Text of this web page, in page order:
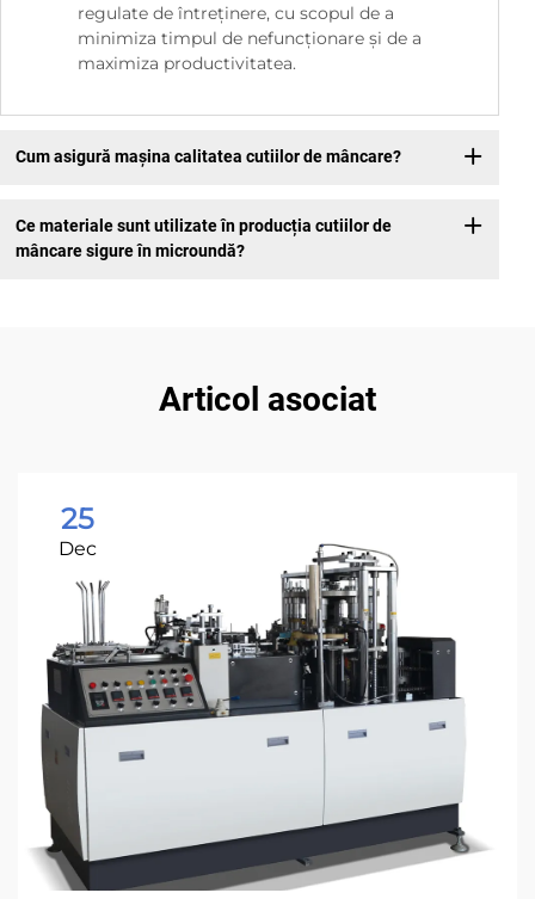
regulate de întreținere, cu scopul de a
minimiza timpul de nefuncționare și de a
maximiza productivitatea.
Cum asigură mașina calitatea cutiilor de mâncare?
Ce materiale sunt utilizate în producția cutiilor de
mâncare sigure în microundă?
Articol asociat
25
Dec